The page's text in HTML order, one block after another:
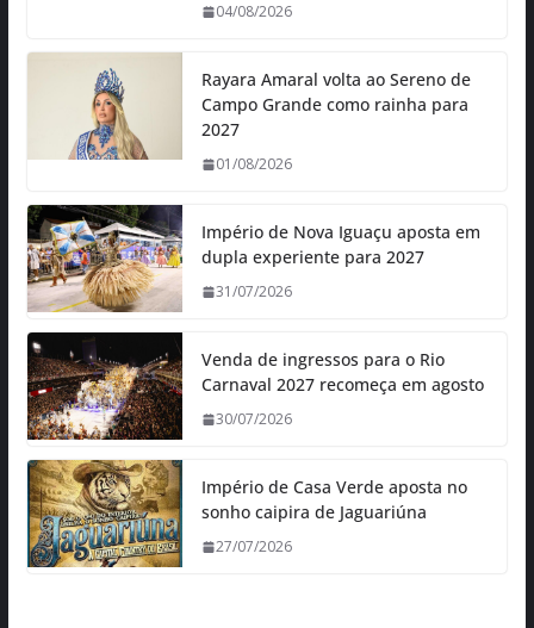
04/08/2026
Rayara Amaral volta ao Sereno de
Campo Grande como rainha para
2027
01/08/2026
Império de Nova Iguaçu aposta em
dupla experiente para 2027
31/07/2026
Venda de ingressos para o Rio
Carnaval 2027 recomeça em agosto
30/07/2026
Império de Casa Verde aposta no
sonho caipira de Jaguariúna
27/07/2026